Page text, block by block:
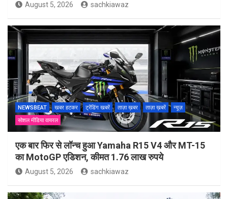
August 5, 2026 sachkiawaz
NEWSBEAT खबर हटकर ट्रेंडिंग खबरें ताज़ा ख़बर ताज़ा ख़बरें
न्यूज़
सोशल मीडिया वायरल
एक बार फिर से लॉन्च हुआ Yamaha R15 V4 और MT-15
का MotoGP एडिशन, कीमत 1.76 लाख रुपये
August 5, 2026 sachkiawaz